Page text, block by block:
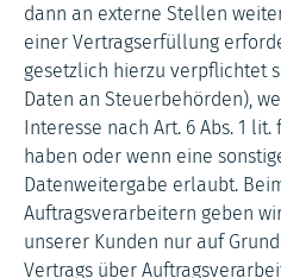
dann an externe Stellen
einer Vertragserfüllung
gesetzlich hierzu verpflichtet
Daten an Steuerbehörden),
Interesse nach Art. 6 Abs. 1 lit.
haben oder wenn eine
Datenweitergabe erlaubt.
Auftragsverarbeitern geben
unserer Kunden nur auf
Vertrags über